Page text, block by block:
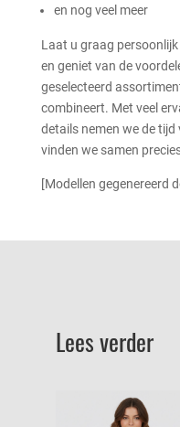
en nog veel meer
Laat u graag
en geniet van de
geselecteerd
combineert. Met veel
details nemen we de
vinden we samen
[Modellen gegenereerd
Lees verder